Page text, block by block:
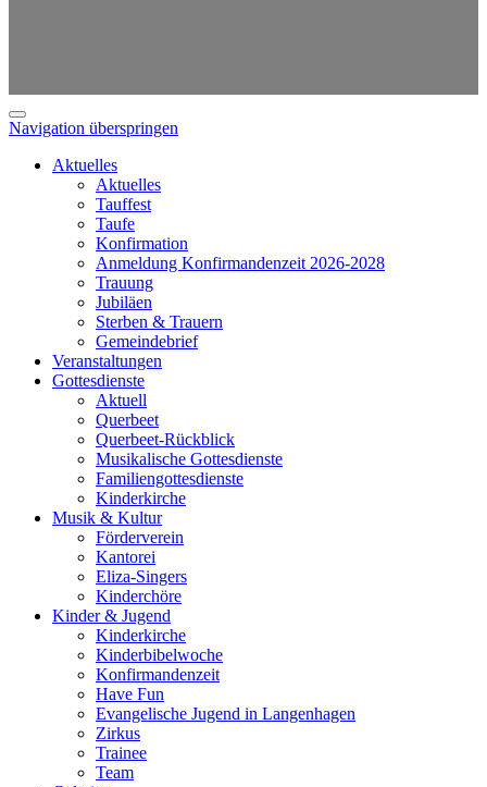
Navigation überspringen
Aktuelles
Aktuelles
Tauffest
Taufe
Konfirmation
Anmeldung Konfirmandenzeit 2026-2028
Trauung
Jubiläen
Sterben & Trauern
Gemeindebrief
Veranstaltungen
Gottesdienste
Aktuell
Querbeet
Querbeet-Rückblick
Musikalische Gottesdienste
Familiengottesdienste
Kinderkirche
Musik & Kultur
Förderverein
Kantorei
Eliza-Singers
Kinderchöre
Kinder & Jugend
Kinderkirche
Kinderbibelwoche
Konfirmandenzeit
Have Fun
Evangelische Jugend in Langenhagen
Zirkus
Trainee
Team